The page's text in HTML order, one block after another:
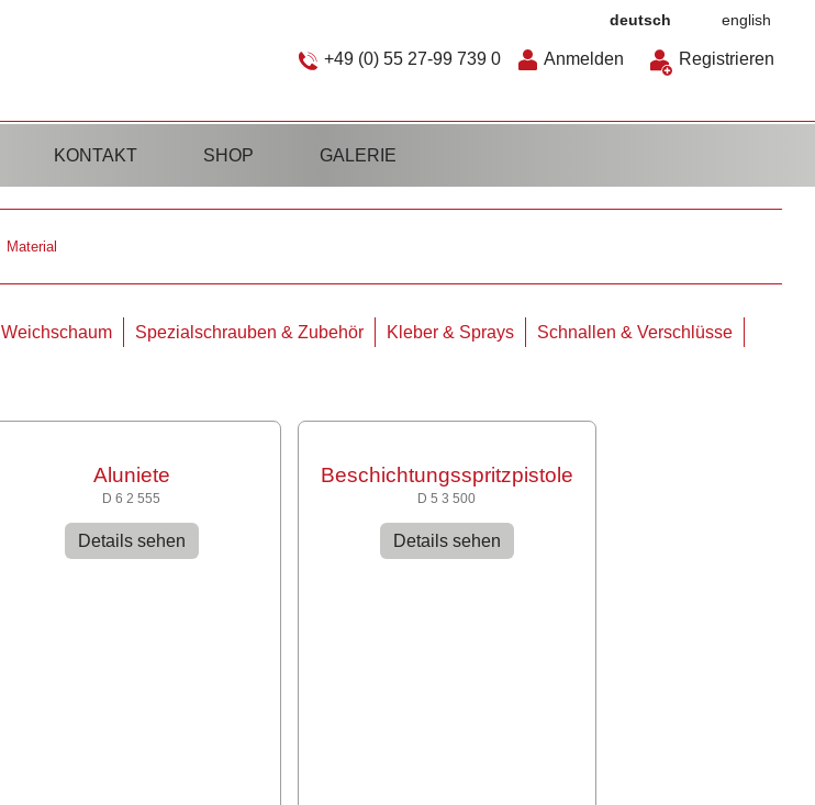
deutsch english
+49 (0) 55 27-99 739 0 Anmelden Registrieren
KONTAKT SHOP GALERIE
Material
Weichschaum Spezialschrauben & Zubehör Kleber & Sprays Schnallen & Verschlüsse
Aluniete
D 6 2 555
Details sehen
Beschichtungsspritzpistole
D 5 3 500
Details sehen